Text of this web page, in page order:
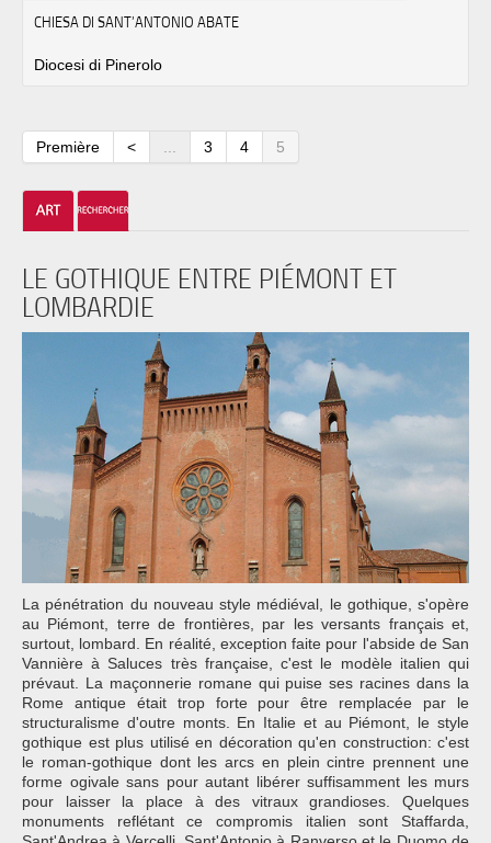
CHIESA DI SANT’ANTONIO ABATE
Diocesi di Pinerolo
Première < ... 3 4 5
LE GOTHIQUE ENTRE PIÉMONT ET
LOMBARDIE
La pénétration du nouveau style médiéval, le gothique, s'opère
au Piémont, terre de frontières, par les versants français et,
surtout, lombard. En réalité, exception faite pour l'abside de San
Vannière à Saluces très française, c'est le modèle italien qui
prévaut. La maçonnerie romane qui puise ses racines dans la
Rome antique était trop forte pour être remplacée par le
structuralisme d'outre monts. En Italie et au Piémont, le style
gothique est plus utilisé en décoration qu'en construction: c'est
le roman-gothique dont les arcs en plein cintre prennent une
forme ogivale sans pour autant libérer suffisamment les murs
pour laisser la place à des vitraux grandioses. Quelques
monuments reflétant ce compromis italien sont Staffarda,